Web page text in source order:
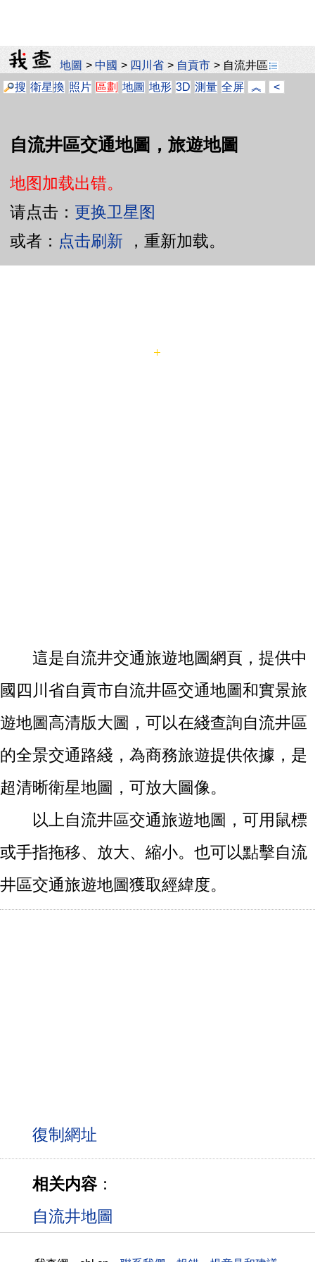
地圖 >中國 > 四川省 > 自貢市 > 自流井區
搜 衛星換 照片 區劃 地圖 地形 3D 測量 全屏 ︽ <
自流井區交通地圖，旅遊地圖
地图加载出错。
请点击： 更换卫星图
或者： 点击刷新 ，重新加载。
這是自流井交通旅遊地圖網頁，提供中
國四川省自貢市自流井區交通地圖和實景旅
遊地圖高清版大圖，可以在綫查詢自流井區
的全景交通路綫，為商務旅遊提供依據，是
超清晰衛星地圖，可放大圖像。
以上自流井區交通旅遊地圖，可用鼠標
或手指拖移、放大、縮小。也可以點擊自流
井區交通旅遊地圖獲取經緯度。
相关内容：
自流井地圖